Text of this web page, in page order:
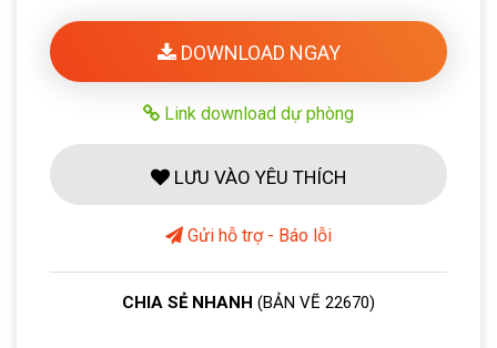
DOWNLOAD NGAY
Link download dự phòng
LƯU VÀO YÊU THÍCH
Gửi hỗ trợ - Báo lỗi
CHIA SẺ NHANH (BẢN VẼ 22670)